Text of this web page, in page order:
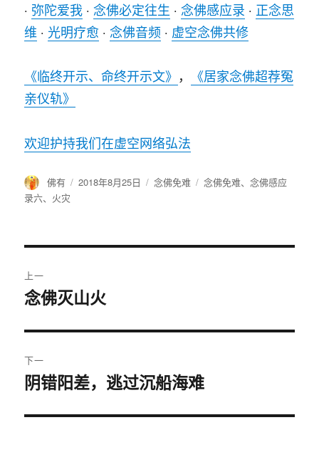
· 弥陀爱我 ·念佛必定往生 ·念佛感应录 · 正念思
维 · 光明疗愈 ·念佛音频 · 虚空念佛共修
《临终开示、命终开示文》 ，
《居家念佛超荐冤
亲仪轨》
欢迎护持我们在虚空网络弘法
作
者
佛有
发
2018年8月25日
分
念佛免难
标
念佛免难、念佛感应
录六、 火灾
章
航
上一
上
文
章：
念佛灭山火
下一
下
文
阴错阳差，逃过沉船海难